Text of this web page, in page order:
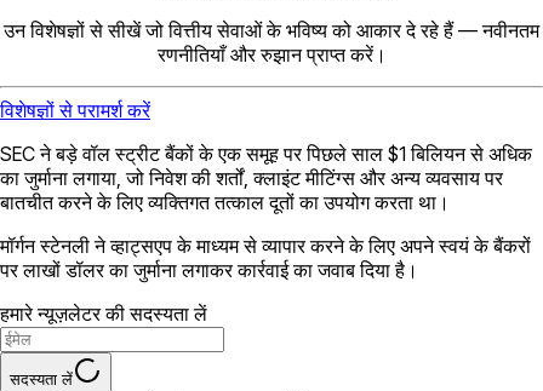
उन विशेषज्ञों से सीखें जो वित्तीय सेवाओं के भविष्य को आकार दे रहे हैं — नवीनतम
रणनीतियाँ और रुझान प्राप्त करें।
विशेषज्ञों से परामर्श करें
SEC ने बड़े वॉल स्ट्रीट बैंकों के एक समूह पर पिछले साल $1 बिलियन से अधिक
का जुर्माना लगाया, जो निवेश की शर्तों, क्लाइंट मीटिंग्स और अन्य व्यवसाय पर
बातचीत करने के लिए व्यक्तिगत तत्काल दूतों का उपयोग करता था।
मॉर्गन स्टेनली ने व्हाट्सएप के माध्यम से व्यापार करने के लिए अपने स्वयं के बैंकरों
पर लाखों डॉलर का जुर्माना लगाकर कार्रवाई का जवाब दिया है।
हमारे न्यूज़लेटर की सदस्यता लें
सदस्यता लें